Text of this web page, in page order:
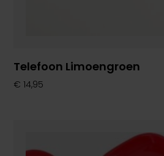
Telefoon Limoengroen
€ 14,95